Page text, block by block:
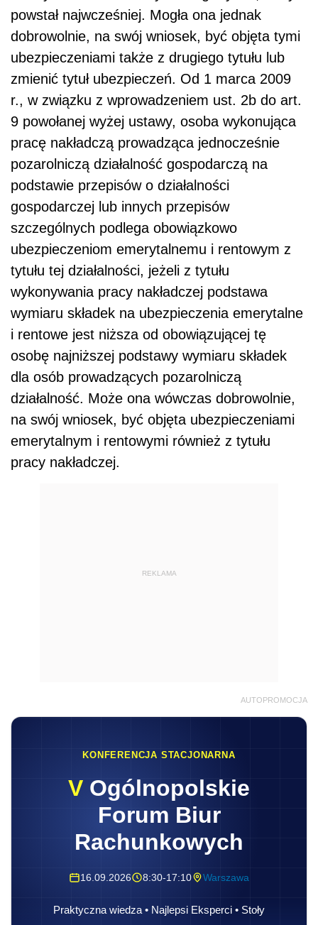
powstał najwcześniej. Mogła ona jednak
dobrowolnie, na swój wniosek, być objęta tymi
ubezpieczeniami także z drugiego tytułu lub
zmienić tytuł ubezpieczeń. Od 1 marca 2009
r., w związku z wprowadzeniem ust. 2b do art.
9 powołanej wyżej ustawy, osoba wykonująca
pracę nakładczą prowadząca jednocześnie
pozarolniczą działalność gospodarczą na
podstawie przepisów o działalności
gospodarczej lub innych przepisów
szczególnych podlega obowiązkowo
ubezpieczeniom emerytalnemu i rentowym z
tytułu tej działalności, jeżeli z tytułu
wykonywania pracy nakładczej podstawa
wymiaru składek na ubezpieczenia emerytalne
i rentowe jest niższa od obowiązującej tę
osobę najniższej podstawy wymiaru składek
dla osób prowadzących pozarolniczą
działalność. Może ona wówczas dobrowolnie,
na swój wniosek, być objęta ubezpieczeniami
emerytalnym i rentowymi również z tytułu
pracy nakładczej.
REKLAMA
AUTOPROMOCJA
KONFERENCJA STACJONARNA
V Ogólnopolskie
Forum Biur
Rachunkowych
16.09.2026 8:30-17:10 Warszawa
Praktyczna wiedza • Najlepsi Eksperci • Stoły